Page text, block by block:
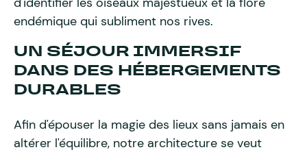
endémique qui subliment nos rives.
UN SÉJOUR IMMERSIF
DANS DES HÉBERGEMENTS
DURABLES
Afin d'épouser la magie des lieux sans jamais en
altérer l'équilibre, notre architecture se veut